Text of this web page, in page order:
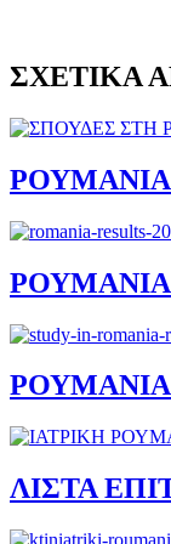
ΣΧΕΤΙΚΑ
ΛΙΣΤΑ